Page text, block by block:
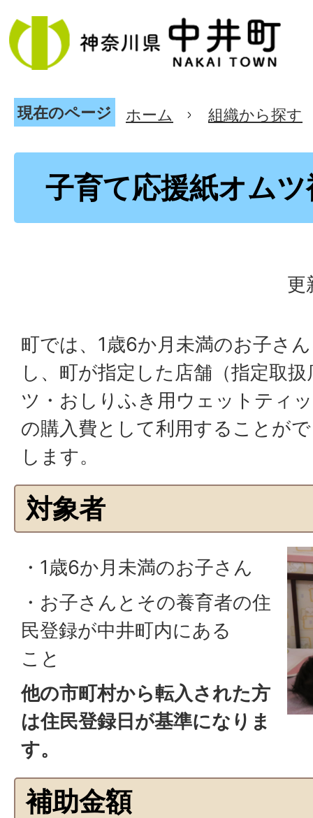
現在のページ ホーム 組織から探す
子育て応援紙オム
更
町では、1歳6か月未満のお子さ
し、町が指定した店舗（指定取
ツ・おしりふき用ウェットティ
の購入費として利用することが
します。
対象者
・1歳6か月未満のお子さん
・お子さんとその養育者の住
民登録が中井町内にある
こと
他の市町村から転入された方
は住民登録日が基準になりま
す。
補助金額